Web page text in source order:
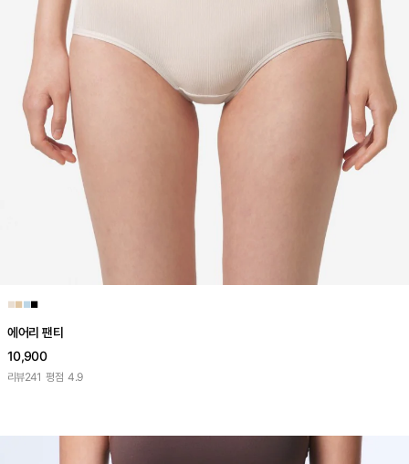
■■■■
에어리 팬티
10,900
리뷰241 평점 4.9